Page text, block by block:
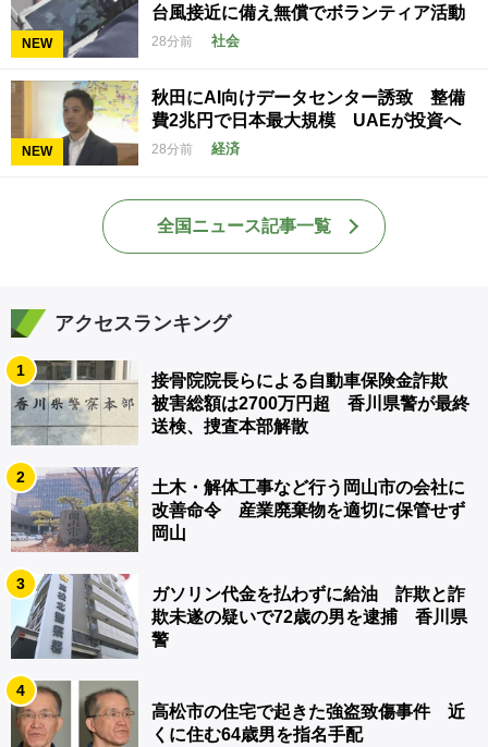
NEW
台風接近に備え無償でボランティア活動
28分前 社会
NEW
秋田にAI向けデータセンター誘致 整備
費2兆円で日本最大規模 UAEが投資へ
28分前 経済
全国ニュース記事一覧
アクセスランキング
1
接骨院院長らによる自動車保険金詐欺
被害総額は2700万円超 香川県警が最終
送検、捜査本部解散
2
土木・解体工事など行う岡山市の会社に
改善命令 産業廃棄物を適切に保管せず
岡山
3
ガソリン代金を払わずに給油 詐欺と詐
欺未遂の疑いで72歳の男を逮捕 香川県
警
4
高松市の住宅で起きた強盗致傷事件 近
くに住む64歳男を指名手配